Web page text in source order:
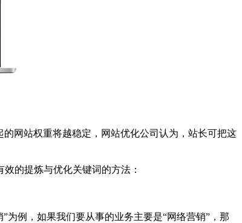
网站权重将越稳定，网站优化公司认为，站长可把这
的提炼与优化关键词的方法：
例，如果我们要从事的业务主要是“网络营销”，那